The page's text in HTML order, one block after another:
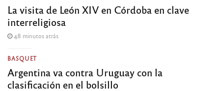
La visita de León XIV en Córdoba en clave
interreligiosa
48 minutos atrás
BASQUET
Argentina va contra Uruguay con la
clasificación en el bolsillo